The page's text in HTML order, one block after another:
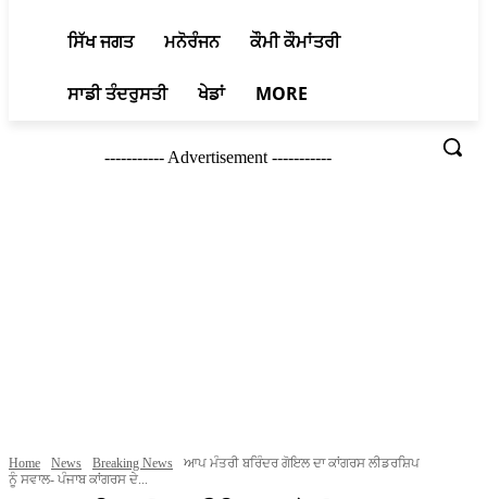
ਸਿੱਖ ਜਗਤ ਮਨੋਰੰਜਨ ਕੌਮੀ ਕੌਮਾਂਤਰੀ
ਸਾਡੀ ਤੰਦਰੁਸਤੀ ਖੇਡਾਂ MORE
----------- Advertisement -----------
Home News Breaking News
ਆਪ ਮੰਤਰੀ ਬਰਿੰਦਰ ਗੋਇਲ ਦਾ ਕਾਂਗਰਸ ਲੀਡਰਸ਼ਿਪ
ਨੂੰ ਸਵਾਲ- ਪੰਜਾਬ ਕਾਂਗਰਸ ਦੇ...